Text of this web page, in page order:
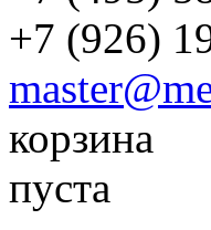
+7 (926)
корзина
пуста